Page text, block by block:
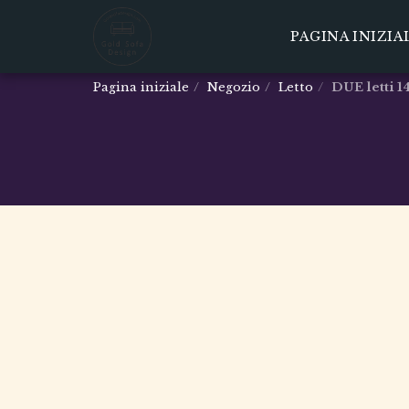
PAGINA
Pagina iniziale Negozio Letto DUE letti